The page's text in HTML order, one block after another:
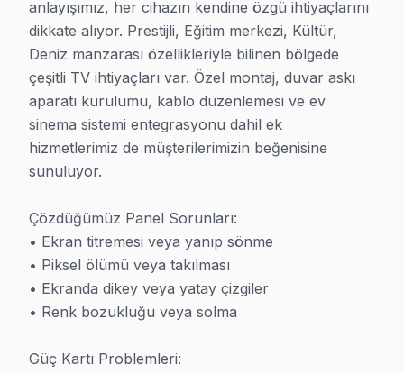
· Beşiktaş Finlux Servisi
· Beşiktaş Skyworth Servisi
· Beşiktaş Regal Servisi
· Beşiktaş Seg Servisi
· Beşiktaş Sunny Servisi
· Beşiktaş Onvo Servisi
İstanbul Diğer İlçe Servisleri
· Arnavutköy Servisi
· Ataşehir Servisi
· Avcılar Servisi
· Bağcılar Servisi
anlayışımız, her cihazın kendine özgü ihtiyaçlarını
dikkate alıyor. Prestijli, Eğitim merkezi, Kültür,
Deniz manzarası özellikleriyle bilinen bölgede
çeşitli TV ihtiyaçları var. Özel montaj, duvar askı
aparatı kurulumu, kablo düzenlemesi ve ev
sinema sistemi entegrasyonu dahil ek
hizmetlerimiz de müşterilerimizin beğenisine
sunuluyor.
Çözdüğümüz Panel Sorunları:
• Ekran titremesi veya yanıp sönme
• Piksel ölümü veya takılması
• Ekranda dikey veya yatay çizgiler
• Renk bozukluğu veya solma
Güç Kartı Problemleri: